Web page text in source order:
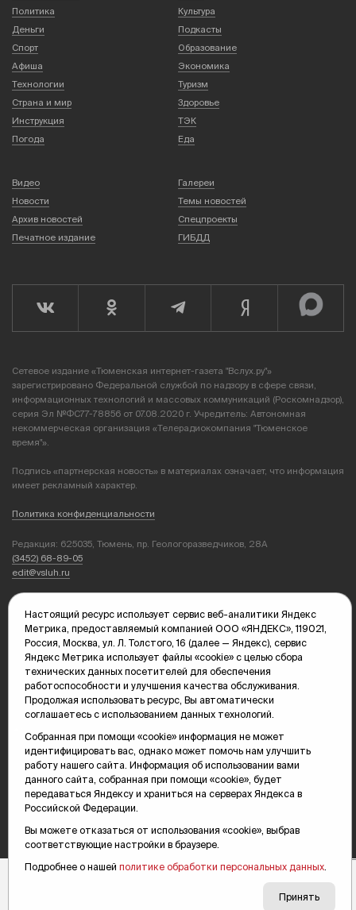
Политика
Культура
Деньги
Подкасты
Спорт
Образование
Афиша
Экономика
Технологии
Туризм
Страна и мир
Здоровье
Инструкция
ТЭК
Погода
Еда
Видео
Галереи
Новости
Темы новостей
Архив новостей
Спецпроекты
Печатное издание
ГИБДД
Сетевое издание «Тюменская интернет-газета "Вслух.ру"»
зарегистрировано Федеральной службой по надзору в сфере связи,
информационных технологий и массовых коммуникаций (Роскомнадзор),
серия Эл №ФС77-78856 от 07.08.2020 г. Учредитель: Автономная
некоммерческая организация «Телерадиокомпания "Тюменское
время"».
Подпись «партнерская новость» в материалах означает, что информация
имеет рекламный характер.
Политика конфиденциальности
Редакция: 625035, Тюмень, пр. Геологоразведчиков, 28А
(3452) 68-89-05
edit@vsluh.ru
Главный редактор: Панкина Т.Ю.
kika@vsluh.ru
По вопросам рекламы:
(3452) 68-89-78
kotovaev@sibinformburo.ru
mim@vsluh.ru
© 2000-2026 Тюменская интернет-газета «Вслух.ру»
Настоящий ресурс использует сервис веб-аналитики Яндекс
Метрика, предоставляемый компанией ООО «ЯНДЕКС», 119021,
Россия, Москва, ул. Л. Толстого, 16 (далее — Яндекс), сервис
Яндекс Метрика использует файлы «cookie» с целью сбора
технических данных посетителей для обеспечения
работоспособности и улучшения качества обслуживания.
Продолжая использовать ресурс, Вы автоматически
соглашаетесь с использованием данных технологий.
Собранная при помощи «cookie» информация не может
идентифицировать вас, однако может помочь нам улучшить
работу нашего сайта. Информация об использовании вами
данного сайта, собранная при помощи «cookie», будет
передаваться Яндексу и храниться на серверах Яндекса в
Российской Федерации.
Вы можете отказаться от использования «cookie», выбрав
соответствующие настройки в браузере.
Подробнее о нашей политике обработки персональных данных
Принять